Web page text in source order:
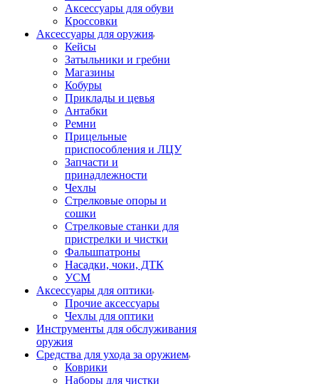
Аксессуары для обуви
Кроссовки
Аксессуары для оружия
Кейсы
Затыльники и гребни
Магазины
Кобуры
Приклады и цевья
Антабки
Ремни
Прицельные
приспособления и ЛЦУ
Запчасти и
принадлежности
Чехлы
Стрелковые опоры и
сошки
Стрелковые станки для
пристрелки и чистки
Фальшпатроны
Насадки, чоки, ДТК
УСМ
Аксессуары для оптики
Прочие аксессуары
Чехлы для оптики
Инструменты для обслуживания
оружия
Средства для ухода за оружием
Коврики
Наборы для чистки